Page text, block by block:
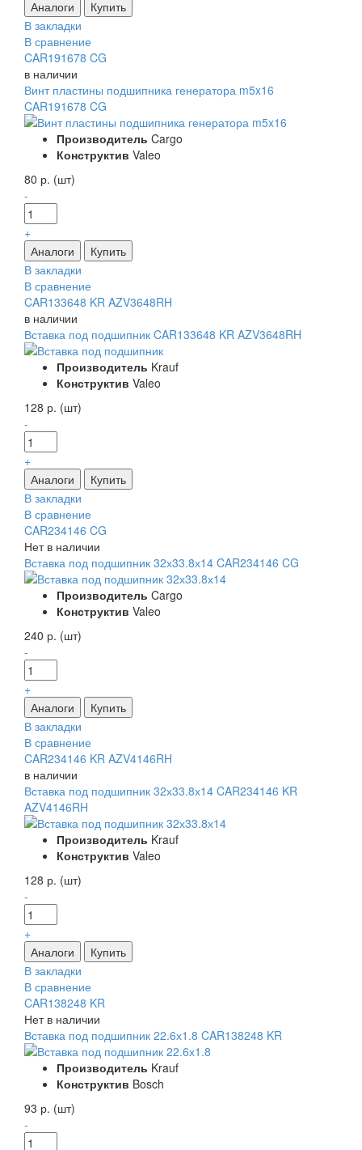
В закладки
В сравнение
CAR191678 CG
в наличии
Винт пластины подшипника генератора m5x16
CAR191678 CG
Производитель Cargo
Конструктив Valeo
80 р. (шт)
-
+
В закладки
В сравнение
CAR133648 KR AZV3648RH
в наличии
Вставка под подшипник CAR133648 KR AZV3648RH
Производитель Krauf
Конструктив Valeo
128 р. (шт)
-
+
В закладки
В сравнение
CAR234146 CG
Нет в наличии
Вставка под подшипник 32х33.8х14 CAR234146 CG
Производитель Cargo
Конструктив Valeo
240 р. (шт)
-
+
В закладки
В сравнение
CAR234146 KR AZV4146RH
в наличии
Вставка под подшипник 32х33.8х14 CAR234146 KR
AZV4146RH
Производитель Krauf
Конструктив Valeo
128 р. (шт)
-
+
В закладки
В сравнение
CAR138248 KR
Нет в наличии
Вставка под подшипник 22.6х1.8 CAR138248 KR
Производитель Krauf
Конструктив Bosch
93 р. (шт)
-